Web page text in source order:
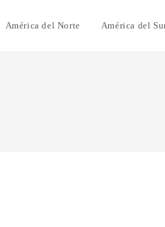
América del Norte América del